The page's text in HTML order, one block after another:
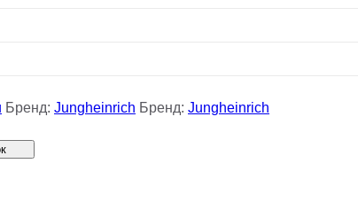
Бренд: Jungheinrich Бренд: Jungheinrich